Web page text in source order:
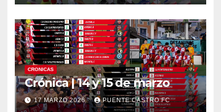
CRONICAS
Crónica | 14 y 15 de marzo
17 MARZO 2026 PUENTE CASTRO FC